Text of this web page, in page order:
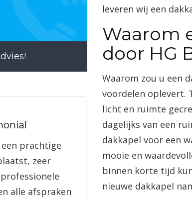
prachtige
zeer
alle afspraken
leveren wij een
Waarom
door HG
Waarom zou u een
voordelen oplevert.
licht en ruimte
dagelijks van een
dakkapel voor een
mooie en
binnen korte tijd
nieuwe dakkapel